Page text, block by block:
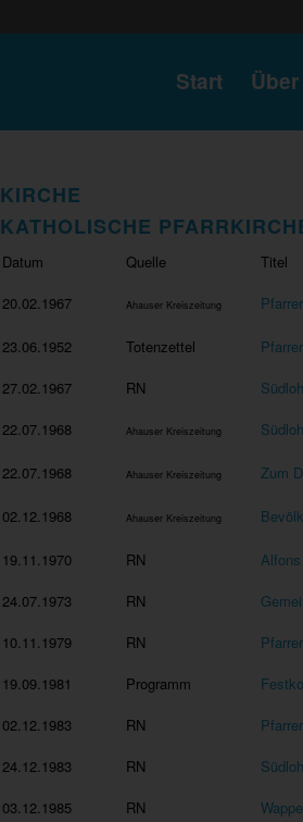
Start
KIRCHE
KATHOLISCHE
Datum Quelle
Titel
20.02.1967
Ahauser Kreiszeitung
23.06.1952 Totenzettel
27.02.1967
RN
22.07.1968
Ahauser Kreiszeitung
22.07.1968 Ahauser Kreiszeitung Zum
02.12.1968 Ahauser Kreiszeitung
19.11.1970 RN
24.07.1973
RN
10.11.1979
RN
19.09.1981
Programm
02.12.1983
RN
24.12.1983
RN
03.12.1985
RN